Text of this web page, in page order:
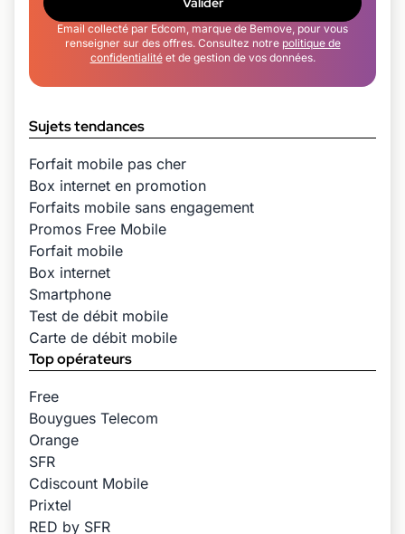
Email collecté par Edcom, marque de Bemove, pour vous
renseigner sur des offres. Consultez notre politique de
confidentialitéet de gestion de vos données.
Sujets tendances
Forfait mobile pas cher
Box internet en promotion
Forfaits mobile sans engagement
Promos Free Mobile
Forfait mobile
Box internet
Smartphone
Test de débit mobile
Carte de débit mobile
Top opérateurs
Free
Bouygues Telecom
Orange
SFR
Cdiscount Mobile
Prixtel
RED by SFR